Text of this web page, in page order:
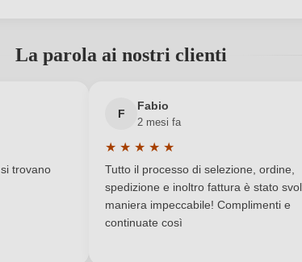
Produttore
Regione
Sigla OdC
La parola ai nostri clienti
stelle
trovano
F
Fabio
2 mesi fa
★ ★ ★ ★ ★
Valutazione media di 5 su 5 stelle
Tutto il processo di selezione, ordine,
spedizione e inoltro fattura è stato
maniera impeccabile! Complimenti e
continuate così